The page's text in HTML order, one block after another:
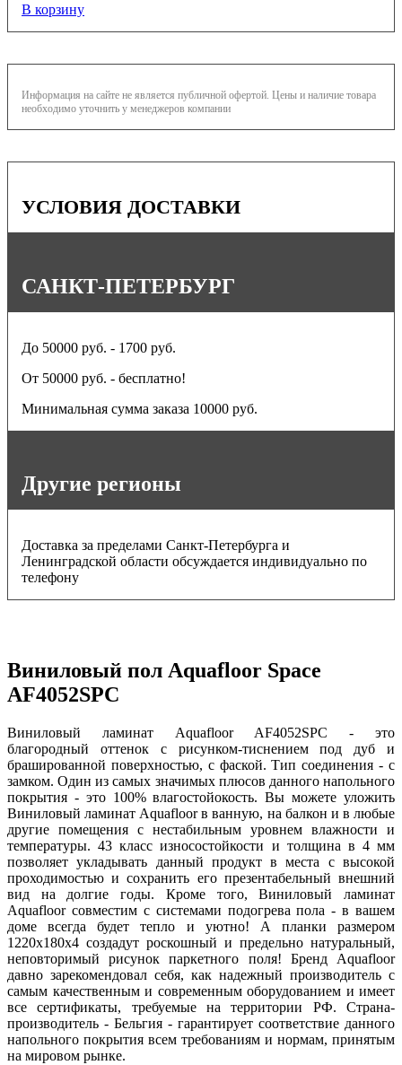
В корзину
Информация на сайте не является публичной офертой. Цены и наличие товара
необходимо уточнить у менеджеров компании
УСЛОВИЯ ДОСТАВКИ
САНКТ-ПЕТЕРБУРГ
До 50000 руб. - 1700 руб.
От 50000 руб. - бесплатно!
Минимальная сумма заказа 10000 руб.
Другие регионы
Доставка за пределами Санкт-Петербурга и
Ленинградской области обсуждается индивидуально по
телефону
Виниловый пол Aquafloor Space
AF4052SPC
Виниловый ламинат Aquafloor AF4052SPC - это
благородный оттенок с рисунком-тиснением под дуб и
брашированной поверхностью, с фаской. Тип соединения - с
замком. Один из самых значимых плюсов данного напольного
покрытия - это 100% влагостойокость. Вы можете уложить
Виниловый ламинат Aquafloor в ванную, на балкон и в любые
другие помещения с нестабильным уровнем влажности и
температуры. 43 класс износостойкости и толщина в 4 мм
позволяет укладывать данный продукт в места с высокой
проходимостью и сохранить его презентабельный внешний
вид на долгие годы. Кроме того, Виниловый ламинат
Aquafloor совместим с системами подогрева пола - в вашем
доме всегда будет тепло и уютно! А планки размером
1220x180x4 создадут роскошный и предельно натуральный,
неповторимый рисунок паркетного поля! Бренд Aquafloor
давно зарекомендовал себя, как надежный производитель с
самым качественным и современным оборудованием и имеет
все сертификаты, требуемые на территории РФ. Страна-
производитель - Бельгия - гарантирует соответствие данного
напольного покрытия всем требованиям и нормам, принятым
на мировом рынке.